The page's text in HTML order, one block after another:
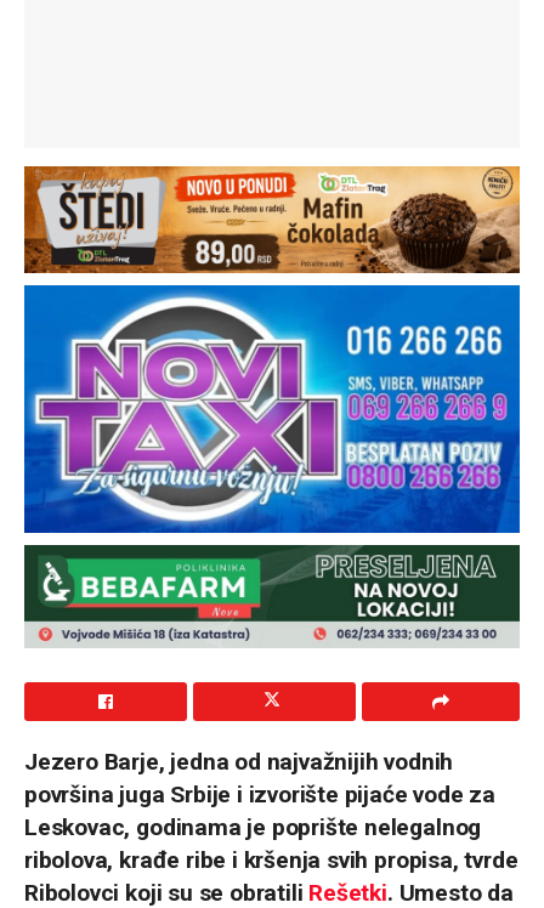
Jezero Barje, jedna od najvažnijih vodnih
površina juga Srbije i izvorište pijaće vode za
Leskovac, godinama je poprište nelegalnog
ribolova, krađe ribe i kršenja svih propisa, tvrde
Ribolovci koji su se obratili Rešetki. Umesto da